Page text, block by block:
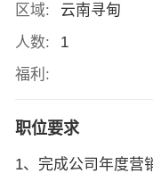
区域:
云南寻甸
人数:
1
福利:
职位要求
1、完成公司年度营